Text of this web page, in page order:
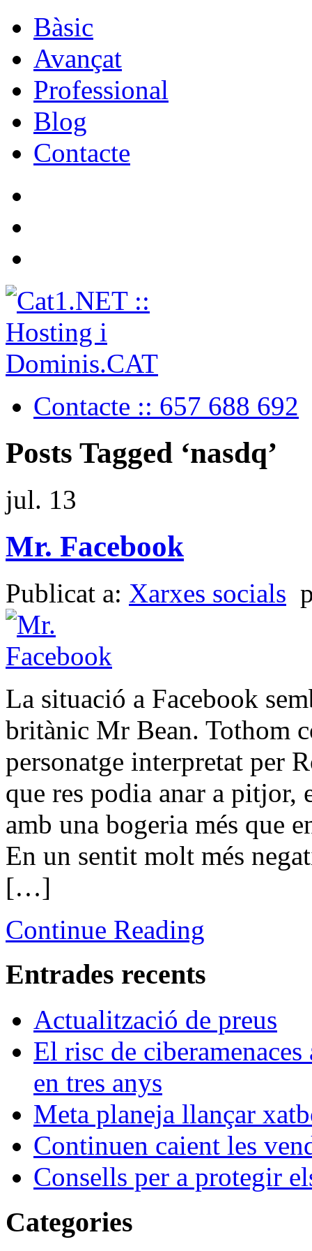
Bàsic
Avançat
Professional
Blog
Contacte
Contacte :: 657 688 692
Posts Tagged ‘nasdq’
jul. 13
Mr. Facebook
Publicat a: Xarxes socials
La situació a Facebook
britànic Mr Bean. Tothom
personatge interpretat per
que res podia anar a pitjor,
amb una bogeria més que
En un sentit molt més
[…]
Continue Reading
Entrades recents
Actualització de preus
El risc de
en tres anys
Meta planeja llançar
Continuen caient les
Consells per a protegir
Categories